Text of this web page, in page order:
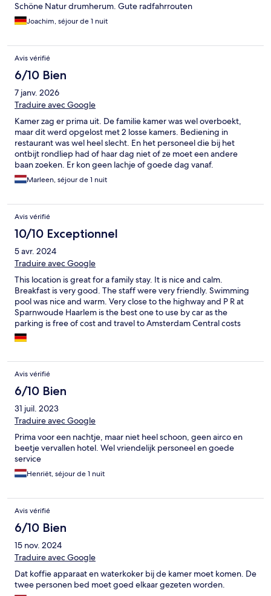
Schöne Natur drumherum. Gute radfahrrouten
Joachim, séjour de 1 nuit
Avis vérifié
6/10 Bien
7 janv. 2026
Traduire avec Google
Kamer zag er prima uit. De familie kamer was wel overboekt,
maar dit werd opgelost met 2 losse kamers. Bediening in
restaurant was wel heel slecht. En het personeel die bij het
ontbijt rondliep had of haar dag niet of ze moet een andere
baan zoeken. Er kon geen lachje of goede dag vanaf.
Marleen, séjour de 1 nuit
Avis vérifié
10/10 Exceptionnel
5 avr. 2024
Traduire avec Google
This location is great for a family stay. It is nice and calm.
Breakfast is very good. The staff were very friendly. Swimming
pool was nice and warm. Very close to the highway and P R at
Sparnwoude Haarlem is the best one to use by car as the
parking is free of cost and travel to Amsterdam Central costs
around 10€ up and down.
Avis vérifié
6/10 Bien
31 juil. 2023
Traduire avec Google
Prima voor een nachtje, maar niet heel schoon, geen airco en
beetje vervallen hotel. Wel vriendelijk personeel en goede
service
Henriët, séjour de 1 nuit
Avis vérifié
6/10 Bien
15 nov. 2024
Traduire avec Google
Dat koffie apparaat en waterkoker bij de kamer moet komen. De
twee personen bed moet goed elkaar gezeten worden.